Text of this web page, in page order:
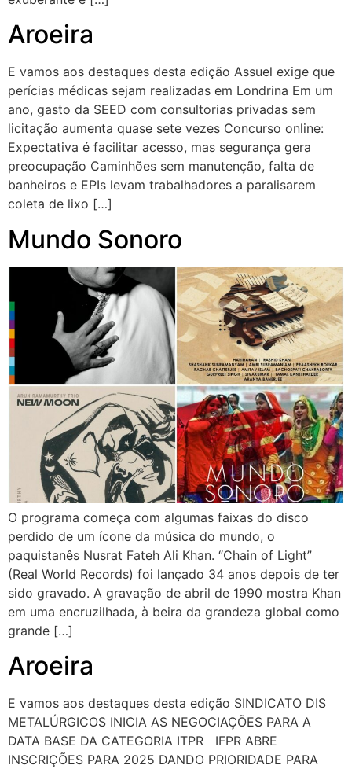
Aroeira
E vamos aos destaques desta edição Assuel exige que
perícias médicas sejam realizadas em Londrina Em um
ano, gasto da SEED com consultorias privadas sem
licitação aumenta quase sete vezes Concurso online:
Expectativa é facilitar acesso, mas segurança gera
preocupação Caminhões sem manutenção, falta de
banheiros e EPIs levam trabalhadores a paralisarem
coleta de lixo […]
Mundo Sonoro
O programa começa com algumas faixas do disco
perdido de um ícone da música do mundo, o
paquistanês Nusrat Fateh Ali Khan. “Chain of Light”
(Real World Records) foi lançado 34 anos depois de ter
sido gravado. A gravação de abril de 1990 mostra Khan
em uma encruzilhada, à beira da grandeza global como
grande […]
Aroeira
E vamos aos destaques desta edição SINDICATO DIS
METALÚRGICOS INICIA AS NEGOCIAÇÕES PARA A
DATA BASE DA CATEGORIA ITPR IFPR ABRE
INSCRIÇÕES PARA 2025 DANDO PRIORIDADE PARA